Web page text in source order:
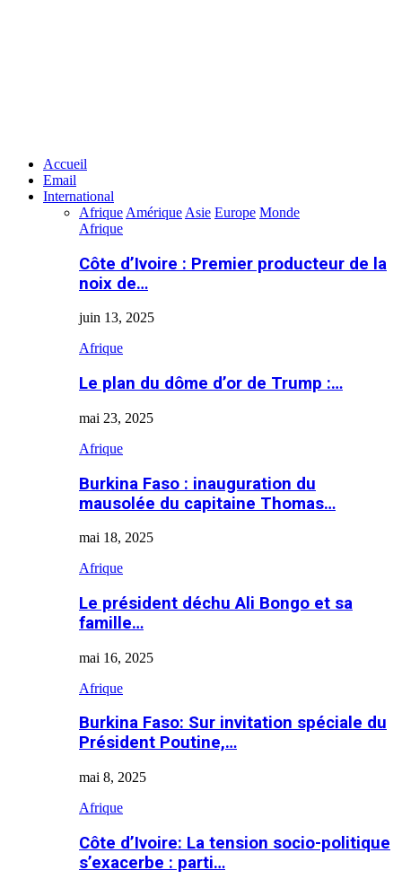
Accueil
Email
International
Afrique Amérique Asie Europe Monde
Afrique
Côte d’Ivoire : Premier producteur de la
noix de…
juin 13, 2025
Afrique
Le plan du dôme d’or de Trump :…
mai 23, 2025
Afrique
Burkina Faso : inauguration du
mausolée du capitaine Thomas…
mai 18, 2025
Afrique
Le président déchu Ali Bongo et sa
famille…
mai 16, 2025
Afrique
Burkina Faso: Sur invitation spéciale du
Président Poutine,…
mai 8, 2025
Afrique
Côte d’Ivoire: La tension socio-politique
s’exacerbe : parti…